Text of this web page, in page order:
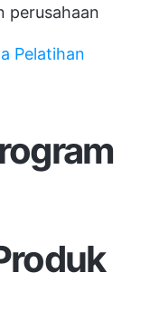
perusahaan
Pelatihan